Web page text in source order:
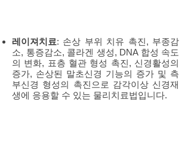
레이져치료: 손상 부위 치유 촉진, 부종감
소, 통증감소, 콜라겐 생성, DNA 합성 속도
의 변화, 표층 혈관 형성 촉진, 신경활성의
증가, 손상된 말초신경 기능의 증가 및 측
부신경 형성의 촉진으로 감각이상 신경재
생에 응용할 수 있는 물리치료법입니다.